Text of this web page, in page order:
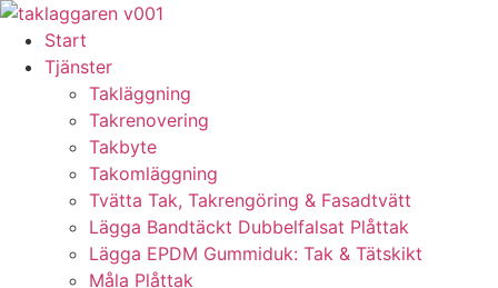
Skip
content
Start
Tjänster
Takläggning
Takrenovering
Takbyte
Takomläggning
Tvätta Tak, Takrengöring & Fasadtvätt
Lägga Bandtäckt Dubbelfalsat Plåttak
Lägga EPDM Gummiduk: Tak & Tätskikt
Måla Plåttak